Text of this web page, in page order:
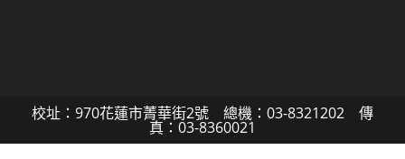
校址：970花蓮市菁華街2號 總機：03-8321202 傳
真：03-8360021